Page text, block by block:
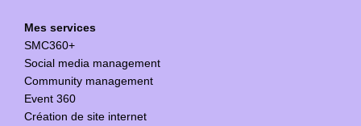
Mes services
SMC360+
Social media management
Community management
Event 360
Création de site internet